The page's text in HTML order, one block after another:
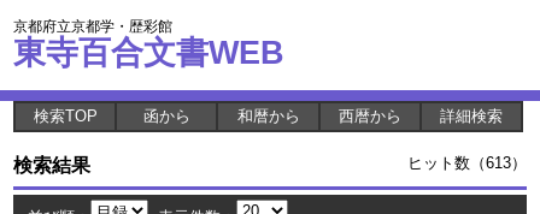
京都府立京都学・歴彩館
東寺百合文書WEB
検索TOP 函から 和暦から 西暦から 詳細検索
検索結果 ヒット数（613）